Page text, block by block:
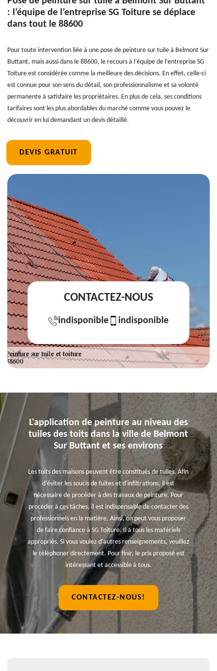
: l’équipe de l’entreprise SG Toiture se déplace
dans tout le 88600
Pour toute intervention liée à une pose de peinture sur tuile à Belmont Sur
Buttant, mais aussi dans le 88600, le recours à l’équipe de l’entreprise SG
Toiture est considérée comme la meilleure des décisions. En effet, celle-ci
est connue pour son sens du détail, son professionnalisme et sa volonté
permanente à satisfaire les propriétaires. En plus de cela, ses conditions
tarifaires sont les plus abordables du marché comme vous pouvez le
découvrir en lui demandant un devis détaillé.
DEVIS GRATUIT
CONTACTEZ-NOUS
indisponible indisponible
L'application de peinture au niveau des
tuiles des toits dans la ville de Belmont
Sur Buttant et ses environs
Les toits des maisons peuvent être constitués de tuiles. Afin
d'éviter les soucis de fuites et d'infiltrations, il est
nécessaire de procéder à des travaux de peinture. Pour
procéder à ces tâches, il est indispensable de contacter des
professionnels en la matière. Ainsi, on peut vous proposer
de faire confiance à SG Toiture. Il a tous les matériels
appropriés. Si vous voulez d'autres renseignements, veuillez
le téléphoner directement. Pour finir, le prix proposé est
intéressant et accessible à tous.
CONTACTEZ-NOUS!